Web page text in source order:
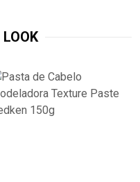
LOOK